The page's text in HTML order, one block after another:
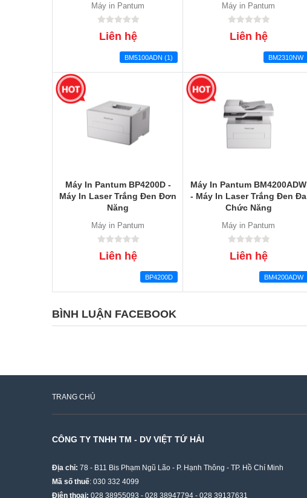
Máy in Pantum
Liên hệ
BM5100ADN (1)
Máy in Pantum
Liên hệ
BM2310NW
Máy In Pantum BP4200D -
Máy In Laser Trắng Đen Đơn
Năng
Máy in Pantum
Liên hệ
BP4200D
Máy In Pantum BM4200ADW
- Máy In Laser Trắng Đen Đa
Chức Năng
Máy in Pantum
Liên hệ
BM4200ADW
BÌNH LUẬN FACEBOOK
TRANG CHỦ
CÔNG TY TNHH TM - DV VIỆT TỨ HẢI
Địa chỉ: 78 - B11 Bis Phạm Ngũ Lão - P. Hạnh Thông - TP. Hồ Chí Minh
Mã số thuế: 030 332 4099
Điện thoại: 028 38955093 - 028 38947794 - 028 39137631